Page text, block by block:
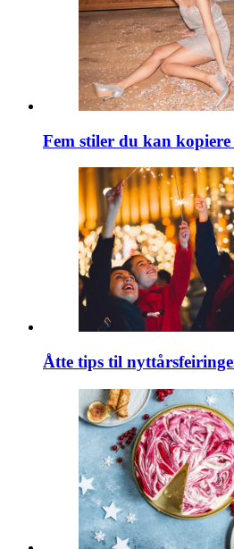
Fem stiler du kan
Åtte tips til